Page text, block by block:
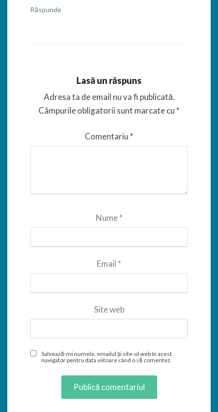
Răspunde
Lasă un răspuns
Adresa ta de email nu va fi publicată.
Câmpurile obligatorii sunt marcate cu *
Comentariu *
Nume*
Email *
Site web
Salvează-mi numele, emailul și site-ul web în acest
navigator pentru data viitoare când o să comentez.